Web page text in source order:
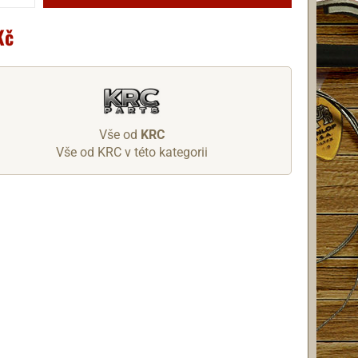
Vše od KRC
Vše od KRC v této kategorii